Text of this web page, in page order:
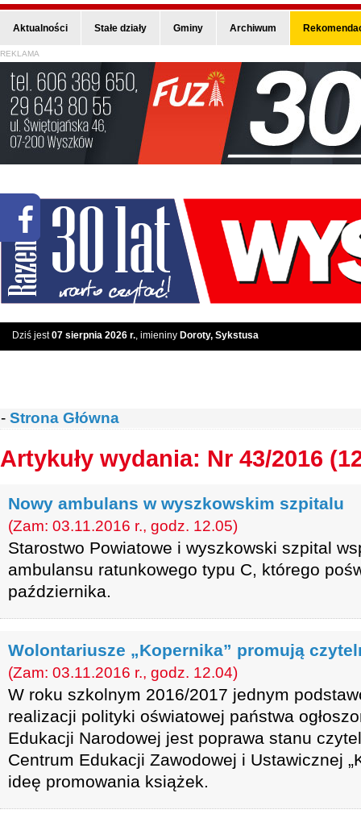
Aktualności Stałe działy Gminy Archiwum
REKLAMA
Dziś jest07 sierpnia 2026 r., imieniny Doroty, Sykstusa
- Strona Główna
Artykuły wydania: Nr 43/2016
Nowy ambulans w wyszkowskim szpitalu
(Zam: 03.11.2016 r., godz. 12.05)
Starostwo Powiatowe i wyszkowski szpital
ambulansu ratunkowego typu C, którego
października.
Wolontariusze „Kopernika” promują
(Zam: 03.11.2016 r., godz. 12.04)
W roku szkolnym 2016/2017 jednym
realizacji polityki oświatowej państwa
Edukacji Narodowej jest poprawa stanu
Centrum Edukacji Zawodowej i Ustawicznej
ideę promowania książek.